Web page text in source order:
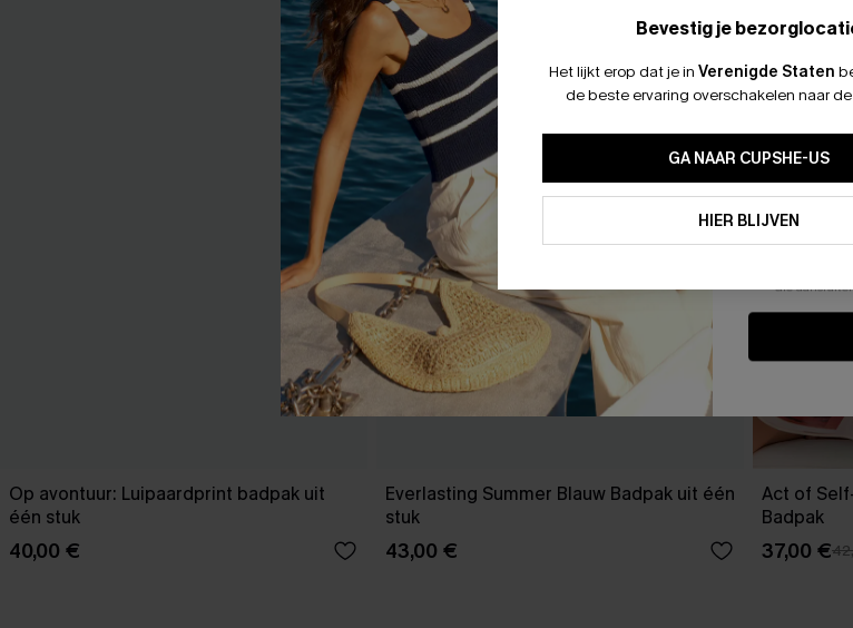
Op avontuur: Luipaardprint badpak uit
één stuk
40,00 €
Everlasting Summer Blauw Badpak uit één
stuk
43,00 €
Act of
Badpak
37,00 €
Bevestig je
Het lijkt erop dat je in Verenigde Staten
de beste ervaring overschakelen naar
GA NAAR CUPSHE-US
HIER BLIJVEN
Door je
stemt er
en
niet vereist
informatie
die